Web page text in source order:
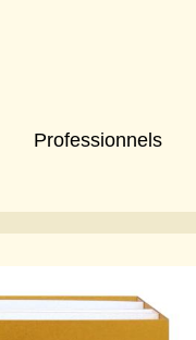
Professionnels